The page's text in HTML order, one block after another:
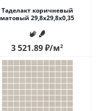
Таделакт коричневый
матовый 29,8x29,8x0,35
3 521.89₽/м2